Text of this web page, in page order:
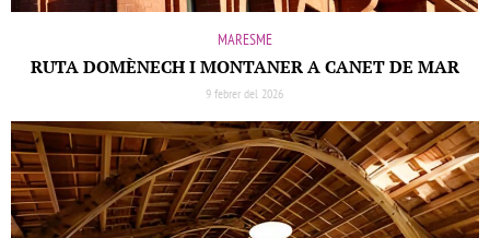
MARESME
RUTA DOMÈNECH I MONTANER A CANET DE MAR
9 febrer del 2026